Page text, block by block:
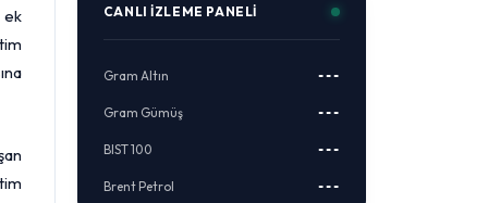
ek
CANLI İZLEME PANELI
Gram Altın ---
Gram Gümüş ---
BIST 100 ---
Brent Petrol ---